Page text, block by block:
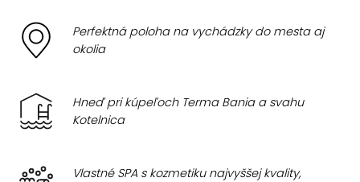
Perfektná poloha na vychádzky do mesta aj
okolia
Hneď pri kúpeľoch Terma Bania a svahu
Kotelnica
Vlastné SPA s kozmetiku najvyššej kvality,